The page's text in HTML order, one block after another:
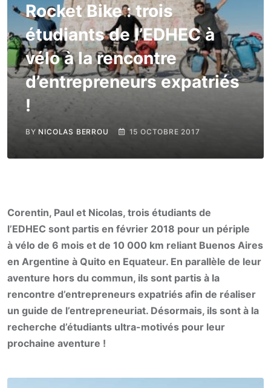
Rocket Bike : trois
étudiants de l’EDHEC à
vélo à la rencontre
d’entrepreneurs expatriés
!
BY NICOLAS BERROU 15 OCTOBRE 2017
Corentin, Paul et Nicolas, trois étudiants de
l’EDHEC sont partis en février 2018 pour un périple
à vélo de 6 mois et de 10 000 km reliant Buenos Aires
en Argentine à Quito en Equateur. En parallèle de leur
aventure hors du commun, ils sont partis à la
rencontre d’entrepreneurs expatriés afin de réaliser
un guide de l’entrepreneuriat. Désormais, ils sont à la
recherche d’étudiants ultra-motivés pour leur
prochaine aventure !